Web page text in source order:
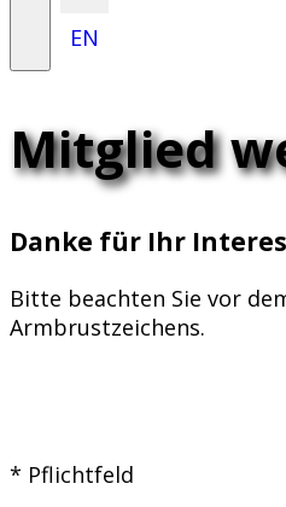
EN
Mitglied
Danke für Ihr
Bitte beachten Sie vor
Armbrustzeichens.
* Pflichtfeld